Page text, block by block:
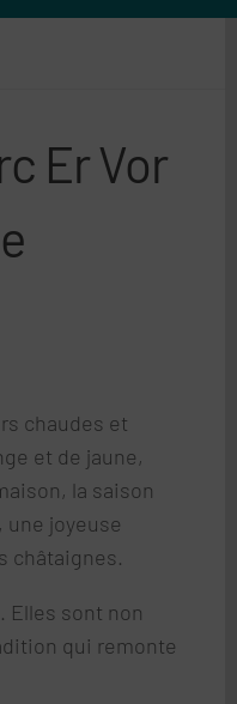
Er Vor
chaudes et
et de jaune,
la saison
joyeuse
châtaignes.
Elles sont non
qui remonte